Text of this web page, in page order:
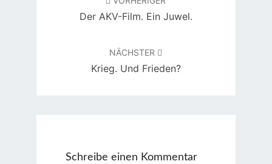
Der AKV-Film. Ein Juwel.
NÄCHSTER
Krieg. Und Frieden?
Schreibe einen Kommentar